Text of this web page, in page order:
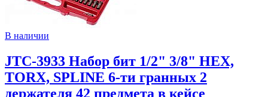
В наличии
JTC-3933 Набор бит 1/2" 3/8" HEX,
TORX, SPLINE 6-ти гранных 2
держателя 42 предмета в кейсе